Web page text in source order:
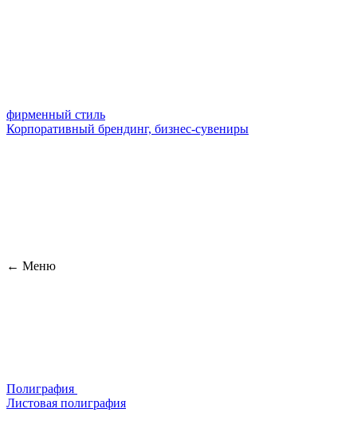
фирменный стиль
Корпоративный брендинг, бизнес-сувениры
← Меню
Полиграфия
Листовая полиграфия